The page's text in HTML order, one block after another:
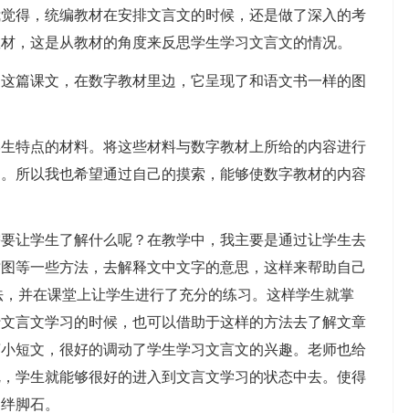
得，统编教材在安排文言文的时候，还是做了深入的考
，这是从教材的角度来反思学生学习文言文的情况。
课文，在数字教材里边，它呈现了和语文书一样的图
点的材料。将这些材料与数字教材上所给的内容进行
所以我也希望通过自己的摸索，能够使数字教材的内容
学生了解什么呢？在教学中，我主要是通过让学生去
等一些方法，去解释文中文字的意思，这样来帮助自己
并在课堂上让学生进行了充分的练习。这样学生就掌
言文学习的时候，也可以借助于这样的方法去了解文章
短文，很好的调动了学生学习文言文的兴趣。老师也给
学生就能够很好的进入到文言文学习的状态中去。使得
脚石。